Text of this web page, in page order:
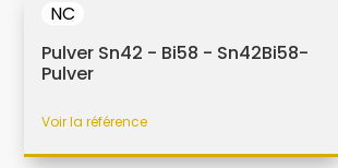
NC
Pulver Sn42 - Bi58 - Sn42Bi58-
Pulver
Voir la référence